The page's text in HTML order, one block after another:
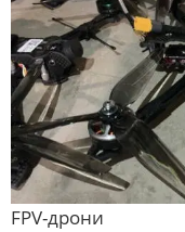
FPV-дрони